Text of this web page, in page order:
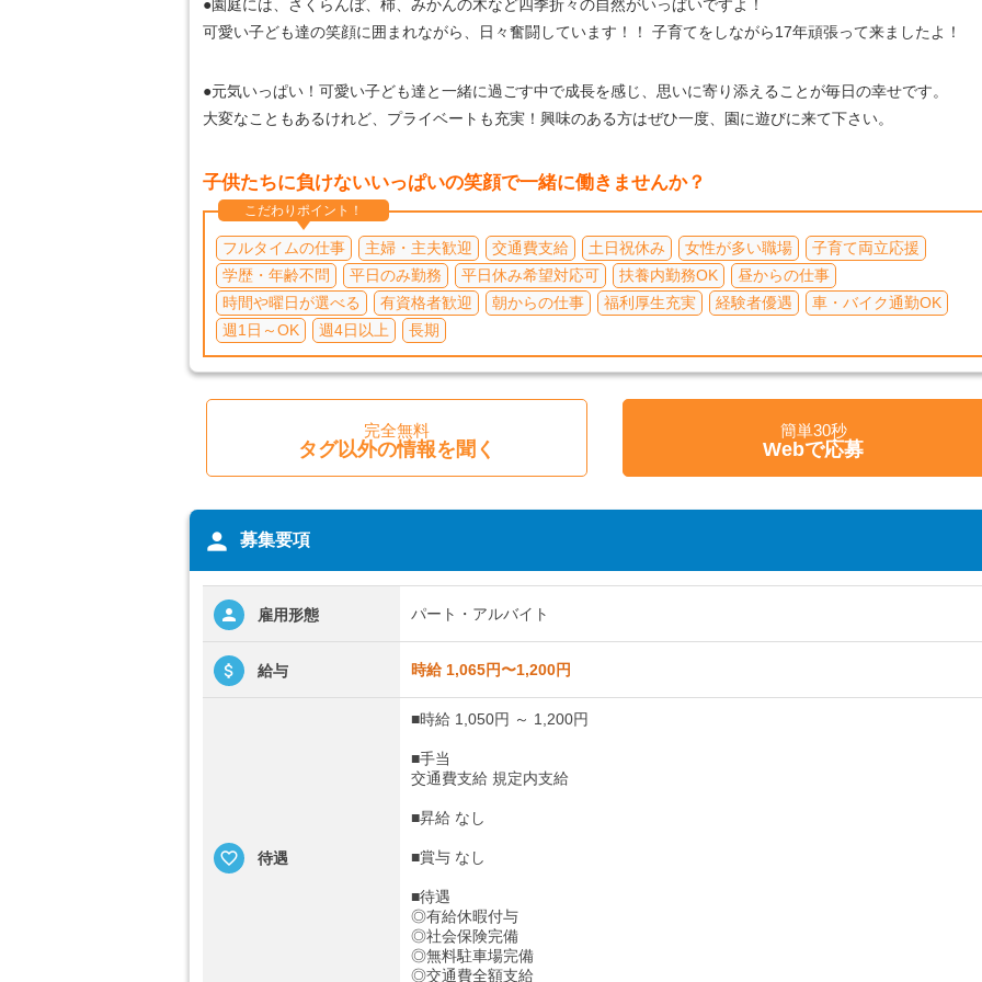
●園庭には、さくらんぼ、柿、みかんの木など四季折々の自然がいっぱいですよ！
可愛い子ども達の笑顔に囲まれながら、日々奮闘しています！！ 子育てをしながら17年頑張って来ましたよ！
●元気いっぱい！可愛い子ども達と一緒に過ごす中で成長を感じ、思いに寄り添えることが毎日の幸せです。
大変なこともあるけれど、プライベートも充実！興味のある方はぜひ一度、園に遊びに来て下さい。
子供たちに負けないいっぱいの笑顔で一緒に働きませんか？
こだわりポイント！
フルタイムの仕事 主婦・主夫歓迎 交通費支給 土日祝休み 女性が多い職場
子育て両立応援
学歴・年齢不問
平日のみ勤務 平日休み希望対応可 扶養内勤務OK
昼からの仕事
時間や曜日が選べる
有資格者歓迎 朝からの仕事 福利厚生充実 経験者優遇
車・バイク通勤OK
週1日～OK
週4日以上 長期
完全無料
タグ以外の情報を聞く
簡単30秒
Webで応募
person 募集要項
雇用形態 パート・アルバイト
給与 時給 1,065円〜1,200円
待遇
■時給 1,050円 ～ 1,200円
■手当
交通費支給 規定内支給
■昇給 なし
■賞与 なし
■待遇
◎有給休暇付与
◎社会保険完備
◎無料駐車場完備
◎交通費全額支給